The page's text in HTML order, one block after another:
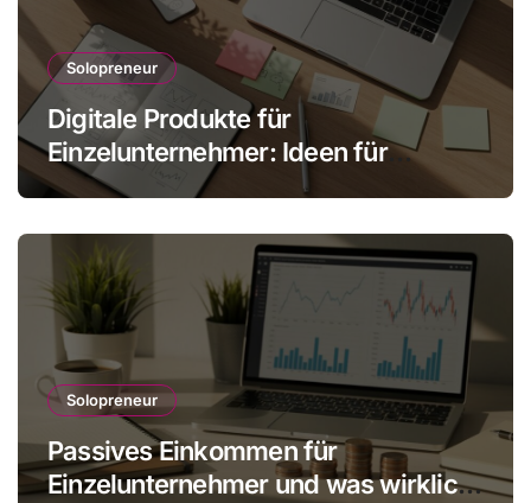
Solopreneur
Digitale Produkte für
Einzelunternehmer: Ideen für
skalbare Einnahmen
Solopreneur
Passives Einkommen für
Einzelunternehmer und was wirklich